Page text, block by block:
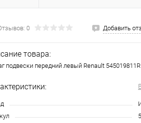
0 Добавить
товара:
подвески передний левый Renault 545019811R